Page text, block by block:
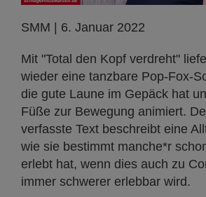
SMM | 6. Januar 2022
Mit "Total den Kopf verdreht"
wieder eine tanzbare Pop-Fox-
die gute Laune im Gepäck hat
Füße zur Bewegung animiert.
verfasste Text beschreibt eine
wie sie bestimmt manche*r
erlebt hat, wenn dies auch zu
immer schwerer erlebbar wird.